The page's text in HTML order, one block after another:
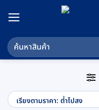
เนื้อหา
ค้นหา: